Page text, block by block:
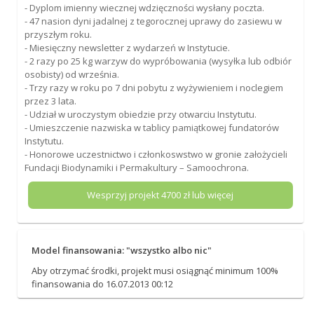
- Dyplom imienny wiecznej wdzięczności wysłany poczta.
- 47 nasion dyni jadalnej z tegorocznej uprawy do zasiewu w
przyszłym roku.
- Miesięczny newsletter z wydarzeń w Instytucie.
- 2 razy po 25 kg warzyw do wypróbowania (wysyłka lub odbiór
osobisty) od września.
- Trzy razy w roku po 7 dni pobytu z wyżywieniem i noclegiem
przez 3 lata.
- Udział w uroczystym obiedzie przy otwarciu Instytutu.
- Umieszczenie nazwiska w tablicy pamiątkowej fundatorów
Instytutu.
- Honorowe uczestnictwo i członkoswstwo w gronie założycieli
Fundacji Biodynamiki i Permakultury – Samoochrona.
Wesprzyj projekt4700 zł lub więcej
Model finansowania: "wszystko albo nic"
Aby otrzymać środki, projekt musi osiągnąć minimum 100%
finansowania do 16.07.2013 00:12